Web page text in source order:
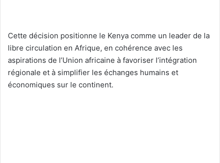
Cette décision positionne le Kenya comme un leader de la
libre circulation en Afrique, en cohérence avec les
aspirations de l’Union africaine à favoriser l’intégration
régionale et à simplifier les échanges humains et
économiques sur le continent.